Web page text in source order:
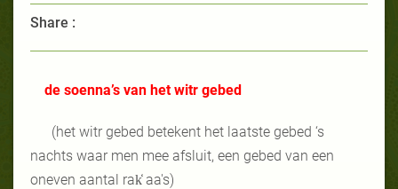
Share :
de soenna’s van het witr gebed
(het witr gebed betekent het laatste gebed ‘s
nachts waar men mee afsluit, een gebed van een
oneven aantal rak̒ aa's)